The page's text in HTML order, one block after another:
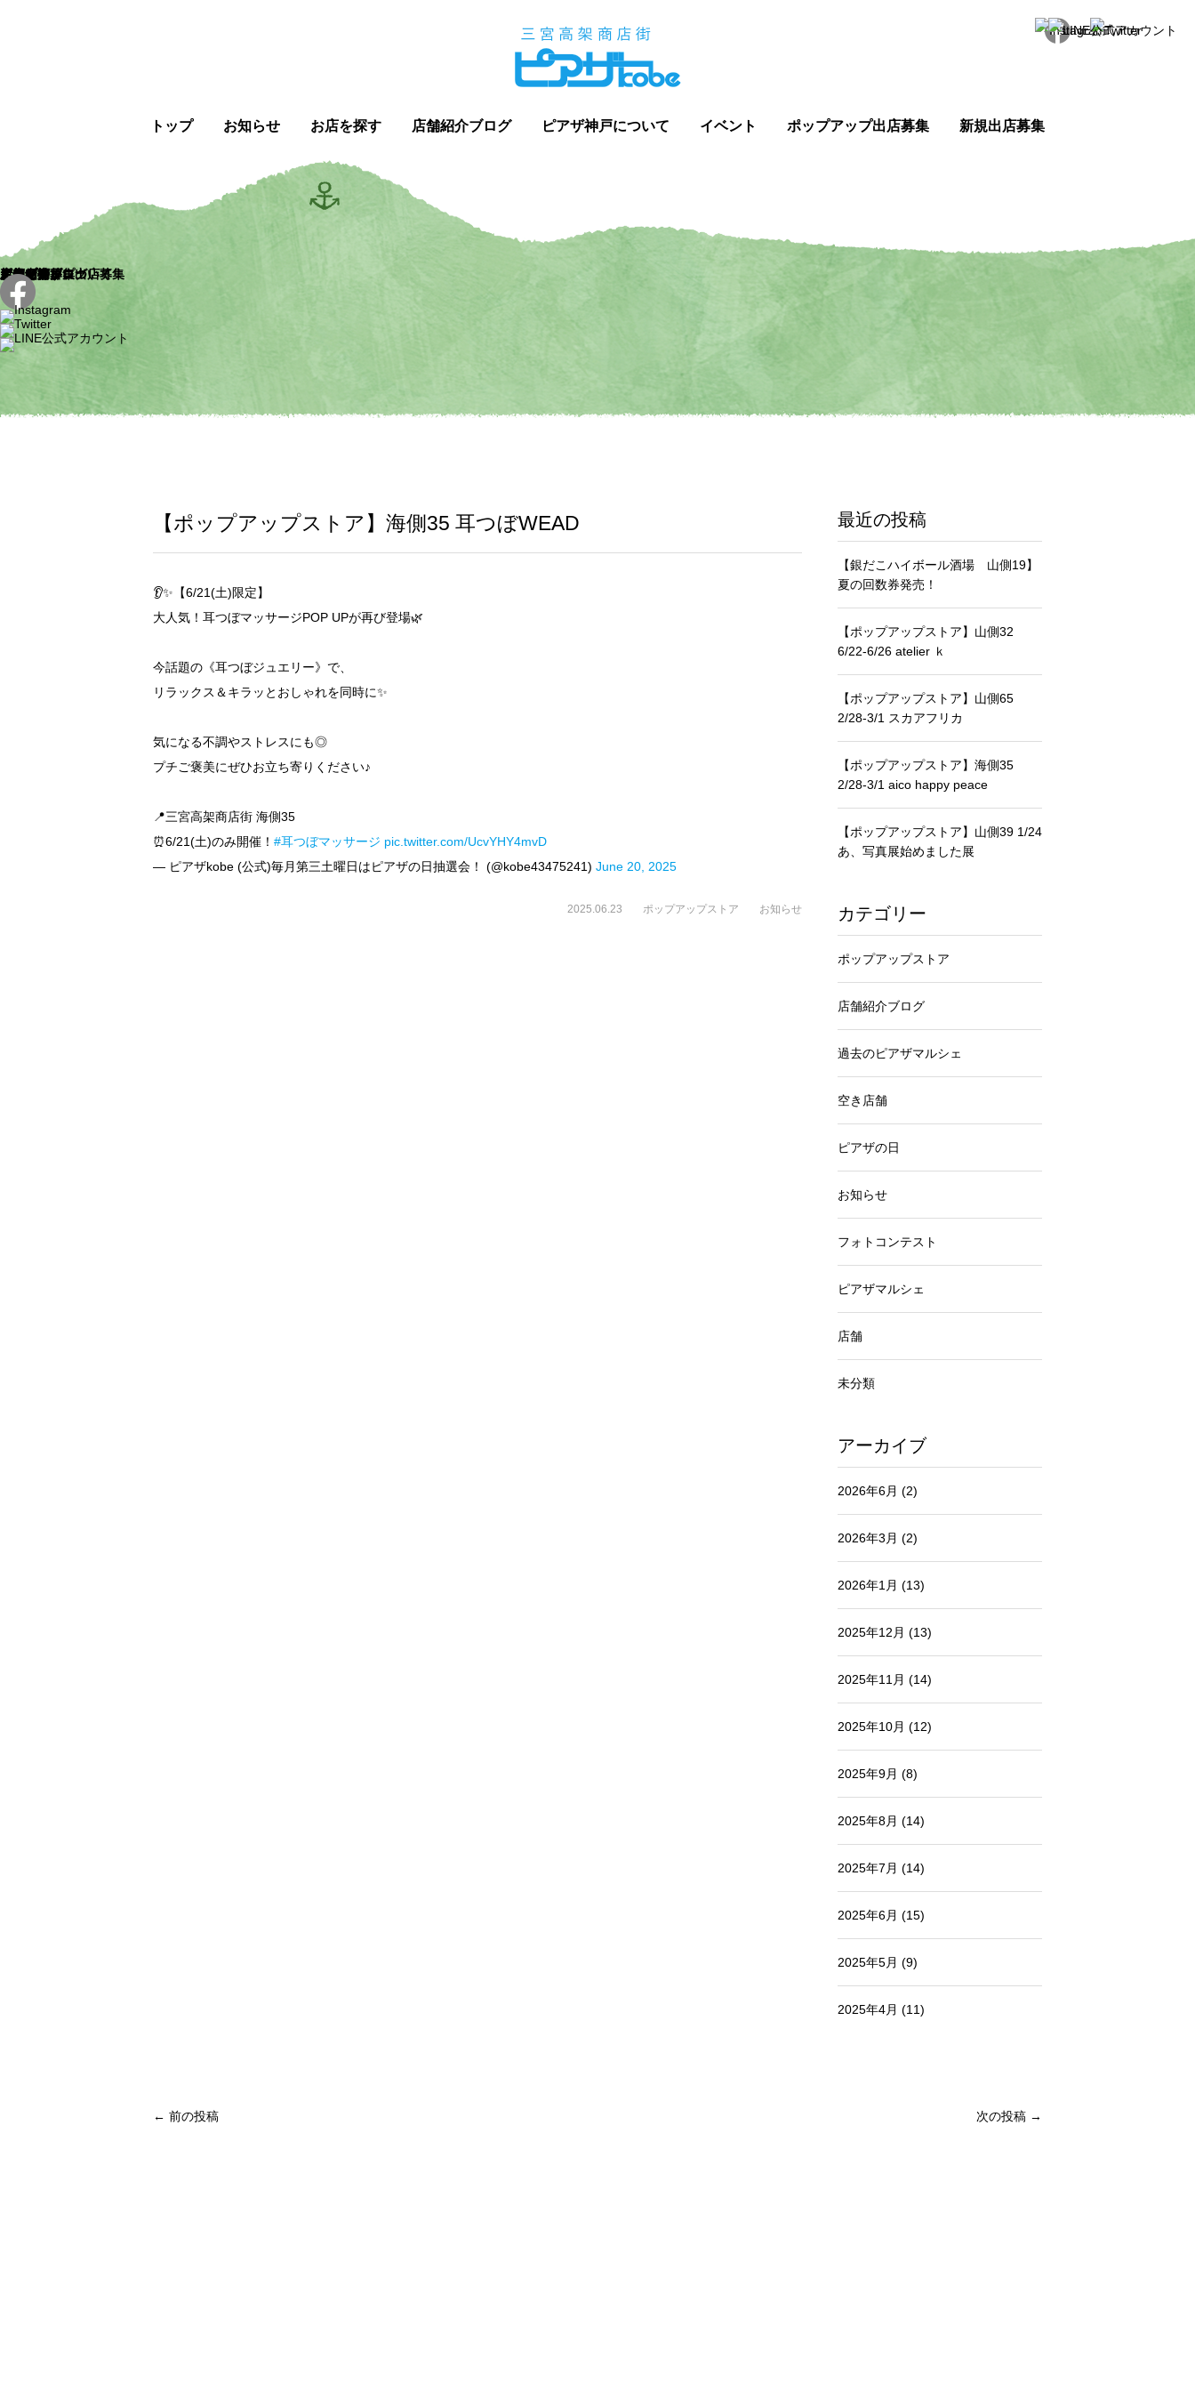
トップ お知らせ お店を探す 店舗紹介ブログ ピアザ神戸について イベント ポップアップ出店募集 新規出店募集
トップ
お知らせ
お店を探す
新店舗
店舗一覧
店舗マップ
店舗紹介ブログ
ピアザ神戸について
イベント
ピアザマルシェ
ピアザの日
ポップアップ出店募集
新規出店募集
【ポップアップストア】海側35 耳つぼWEAD
👂✨【6/21(土)限定】
大人気！耳つぼマッサージPOP UPが再び登場🌿
今話題の《耳つぼジュエリー》で、
リラックス＆キラッとおしゃれを同時に✨
気になる不調やストレスにも◎
プチご褒美にぜひお立ち寄りください♪
📍三宮高架商店街 海側35
⏰6/21(土)のみ開催！ #耳つぼマッサージ pic.twitter.com/UcvYHY4mvD
— ピアザkobe (公式)毎月第三土曜日はピアザの日抽選会！ (@kobe43475241) June 20, 2025
2025.06.23 ポップアップストア お知らせ
最近の投稿
【銀だこハイボール酒場 山側19】
夏の回数券発売！
【ポップアップストア】山側32
6/22-6/26 atelier ｋ
【ポップアップストア】山側65
2/28-3/1 スカアフリカ
【ポップアップストア】海側35
2/28-3/1 aico happy peace
【ポップアップストア】山側39 1/24
あ、写真展始めました展
カテゴリー
ポップアップストア
店舗紹介ブログ
過去のピアザマルシェ
空き店舗
ピアザの日
お知らせ
フォトコンテスト
ピアザマルシェ
店舗
未分類
アーカイブ
2026年6月 (2)
2026年3月 (2)
2026年1月 (13)
2025年12月 (13)
2025年11月 (14)
2025年10月 (12)
2025年9月 (8)
2025年8月 (14)
2025年7月 (14)
2025年6月 (15)
2025年5月 (9)
2025年4月 (11)
← 前の投稿 次の投稿 →